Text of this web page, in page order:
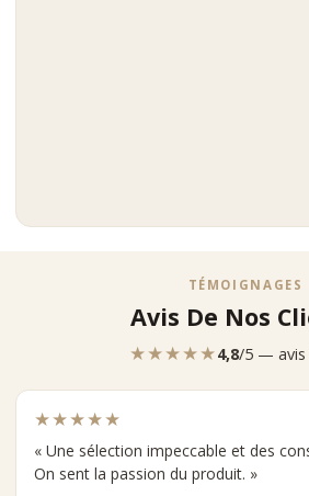
TÉMOIGNAGES
Avis De Nos
★★★★★4,8/5 — avis
★★★★★
« Une sélection impeccable et des
On sent la passion du produit. »